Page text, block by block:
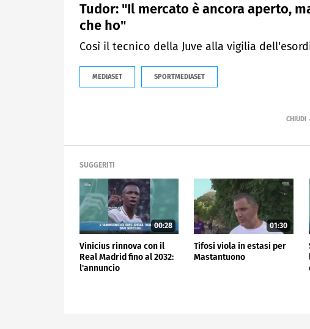
Tudor: "Il mercato è ancora aperto,
che ho"
Così il tecnico della Juve alla vigilia
MEDIASET SPORTMEDIASET
SUGGERITI
00:28
Vinicius rinnova con il
Real Madrid fino al 2032:
l'annuncio
01:30
Tifosi viola in estasi per
Mastantuono